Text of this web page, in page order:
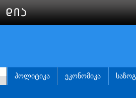
ᲞᲝᲚᲘᲢᲘᲙᲐ ᲔᲙᲝᲜᲝᲛᲘᲙᲐ